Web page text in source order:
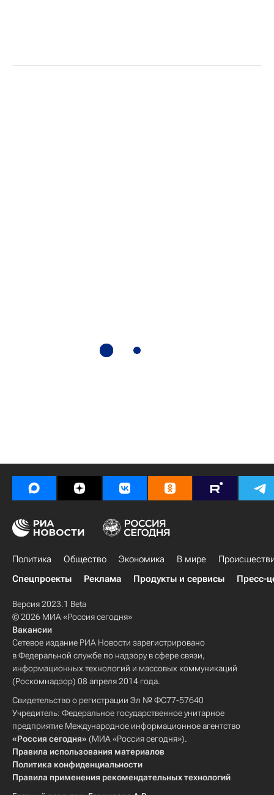
Политика Общество Экономика В мире
Спецпроекты
Реклама Продукты и сервисы Пресс-
Версия 2023.1 Beta
© 2026 МИА «Россия сегодня»
Вакансии
Сетевое издание РИА Новости зарегистрировано
в Федеральной службе по надзору в сфере связи,
информационных технологий и массовых коммуникаций
(Роскомнадзор) 08 апреля 2014 года.
Свидетельство о регистрации Эл № ФС77-57640
Учредитель: Федеральное государственное унитарное
предприятие Международное информационное агентство
«Россия сегодня» (МИА «Россия сегодня»).
Правила использования материалов
Политика конфиденциальности
Правила применения рекомендательных технологий